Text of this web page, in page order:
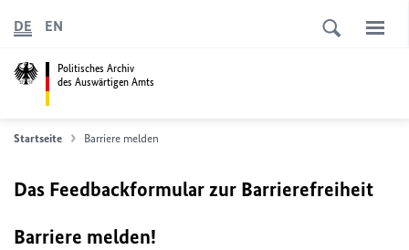
Politisches Archiv
des Auswärtigen Amts
DE EN
Startseite Barriere melden
Das Feedbackformular zur Barrierefreiheit
Barriere melden!